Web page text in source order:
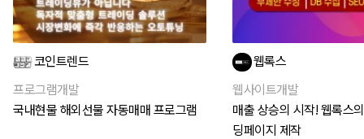
코인트렌드
프로그램개발
국내현물 해외선물 자동매매 프로그램
웹록스
웹사이트개발
매출 상승의 시작! 웹록스
딩페이지 제작